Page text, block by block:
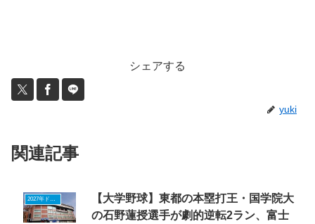
シェアする
yuki
関連記事
2027年ドラフトニュース
【大学野球】東都の本塁打王・国学院大
の石野蓮授選手が劇的逆転2ラン、富士